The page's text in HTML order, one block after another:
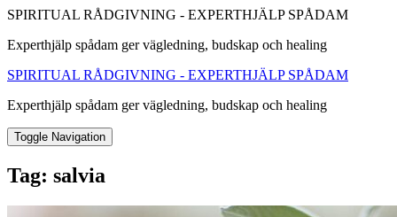
SPIRITUAL RÅDGIVNING - EXPERTHJÄLP SPÅDAM
Experthjälp spådam ger vägledning, budskap och healing
SPIRITUAL RÅDGIVNING - EXPERTHJÄLP SPÅDAM
Experthjälp spådam ger vägledning, budskap och healing
Toggle Navigation
Tag: salvia